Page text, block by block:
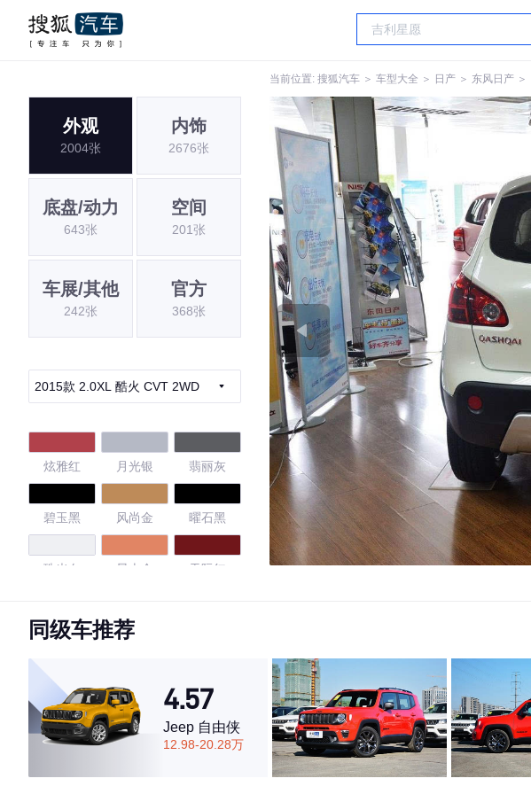
当前位置: 搜狐汽车 ＞ 车型大全 ＞ 日产 ＞ 东风日产 ＞
外观
2004张
内饰
2676张
底盘/动力
643张
空间
201张
车展/其他
242张
官方
368张
2015款 2.0XL 酷火 CVT 2WD
炫雅红 月光银 翡丽灰
碧玉黑 风尚金 曜石黑
珠光白 星火金 天际红
磁力蓝
4.63
·外观表现一般，低于52%同级车
同级车推荐
4.57
Jeep 自由侠
12.98-20.28万